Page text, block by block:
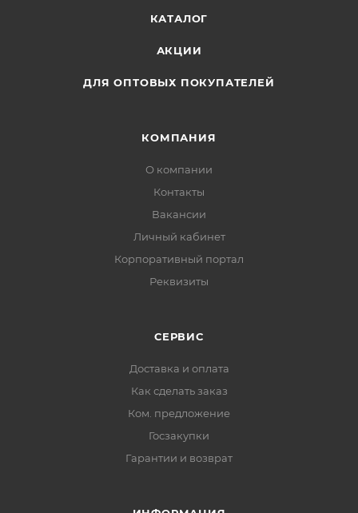
КАТАЛОГ
АКЦИИ
ДЛЯ ОПТОВЫХ ПОКУПАТЕЛЕЙ
КОМПАНИЯ
О компании
Контакты
Вакансии
Личный кабинет
Корпоративный портал
Реквизиты
СЕРВИС
Доставка и оплата
Как сделать заказ
Ком. предложение
Госзакупки
Гарантии и возврат